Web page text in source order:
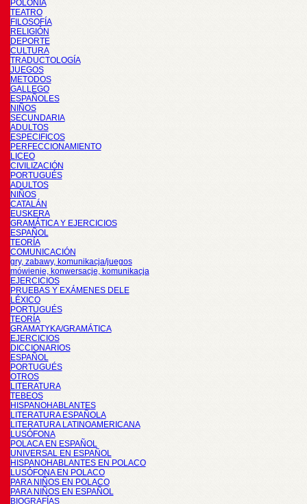
POLONIA
TEATRO
FILOSOFÍA
RELIGIÓN
DEPORTE
CULTURA
TRADUCTOLOGÍA
JUEGOS
METODOS
GALLEGO
ESPAÑOLES
NIÑOS
SECUNDARIA
ADULTOS
ESPECIFICOS
PERFECCIONAMIENTO
LICEO
CIVILIZACIÓN
PORTUGUÉS
ADULTOS
NIÑOS
CATALÁN
EUSKERA
GRAMÁTICA Y EJERCICIOS
ESPAÑOL
TEORÍA
COMUNICACIÓN
gry, zabawy, komunikacja/juegos
mówienie, konwersacje, komunikacja
EJERCICIOS
PRUEBAS Y EXÁMENES DELE
LÉXICO
PORTUGUÉS
TEORÍA
GRAMATYKA/GRAMÁTICA
EJERCICIOS
DICCIONARIOS
ESPAÑOL
PORTUGUÉS
OTROS
LITERATURA
TEBEOS
HISPANOHABLANTES
LITERATURA ESPAÑOLA
LITERATURA LATINOAMERICANA
LUSÓFONA
POLACA EN ESPAÑOL
UNIVERSAL EN ESPAÑOL
HISPANOHABLANTES EN POLACO
LUSÓFONA EN POLACO
PARA NIÑOS EN POLACO
PARA NIÑOS EN ESPAÑOL
BIOGRAFÍAS